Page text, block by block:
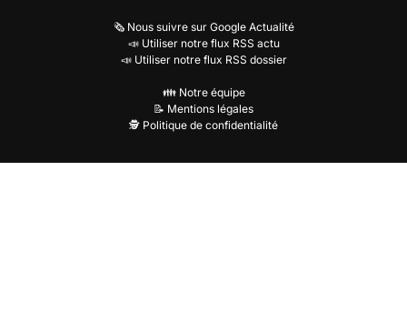
🗞️ Nous suivre sur Google Actualité
📣 Utiliser notre flux RSS actu
📣 Utiliser notre flux RSS dossier
👪 Notre équipe
📝 Mentions légales
🕵️ Politique de confidentialité